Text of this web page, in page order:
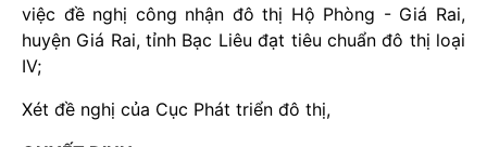
việc đề nghị công nhận đô thị Hộ Phòng - Giá Rai,
huyện Giá Rai, tỉnh Bạc Liêu đạt tiêu chuẩn đô thị loại
IV;
Xét đề nghị của Cục Phát triển đô thị,